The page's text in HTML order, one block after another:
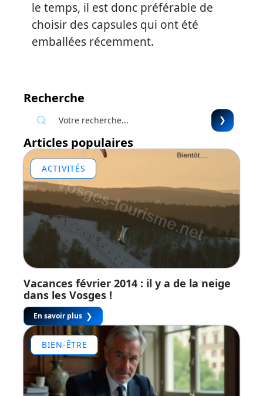
le temps, il est donc préférable de
choisir des capsules qui ont été
emballées récemment.
Recherche
Articles populaires
ACTIVITÉS
Vacances février 2014 : il y a de la neige
dans les Vosges !
En savoir plus
BIEN-ÊTRE